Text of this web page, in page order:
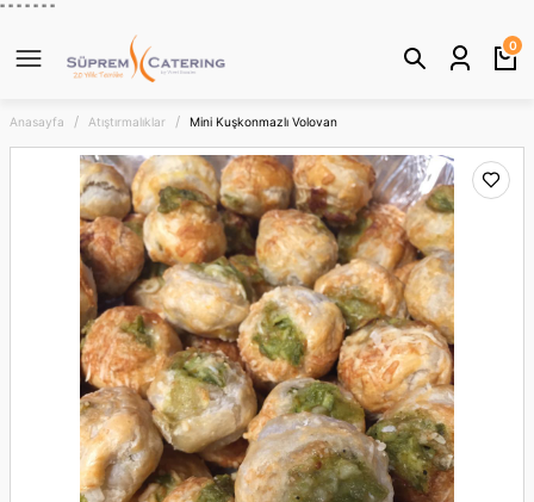
" " " " " " "
0
Anasayfa Atıştırmalıklar Mini Kuşkonmazlı Volovan